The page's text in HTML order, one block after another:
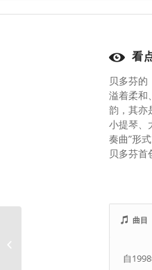
看
贝多芬的
溢着柔和
韵，其亦
小提琴、
奏曲”形
贝多芬首
曲目
自